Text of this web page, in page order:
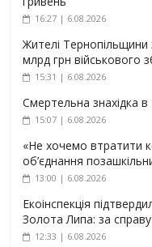
16:27 | 6.08.2026
Жителі Тернопільщини
млрд грн військового
15:31 | 6.08.2026
Смертельна знахідка в
15:07 | 6.08.2026
«Не хочемо втратити
об’єднання
13:00 | 6.08.2026
Екоінспекція
Золота Липа: за справу
12:33 | 6.08.2026